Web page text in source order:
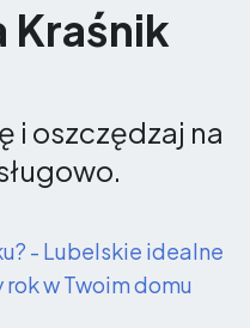
Kraśnik
i oszczędzaj na
- Lubelskie idealne
rok w Twoim domu